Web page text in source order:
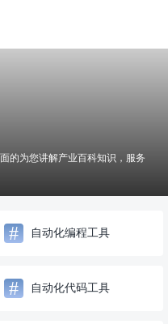
的为您讲解产业百科知识，服务
# 自动化编程工具
# 自动化代码工具